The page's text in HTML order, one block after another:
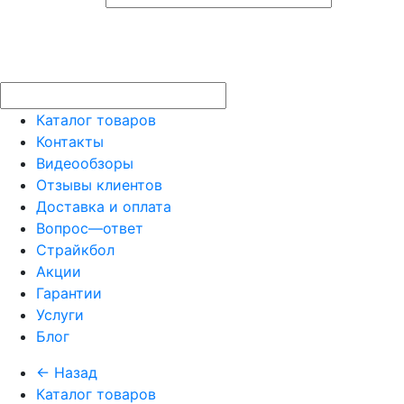
Каталог товаров
Контакты
Видеообзоры
Отзывы клиентов
Доставка и оплата
Вопрос—ответ
Страйкбол
Акции
Гарантии
Услуги
Блог
← Назад
Каталог товаров